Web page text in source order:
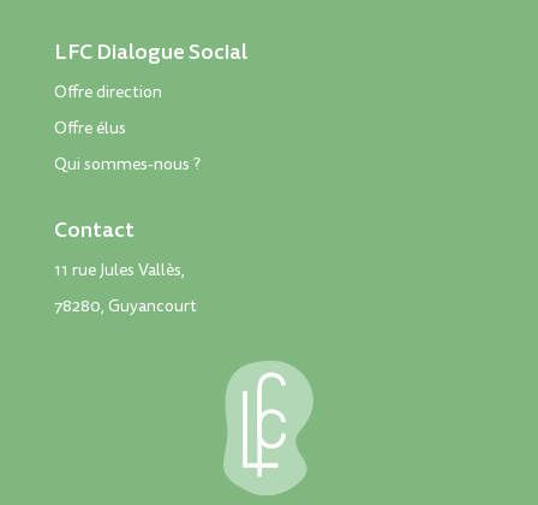
LFC Dialogue Social
Offre direction
Offre élus
Qui sommes-nous ?
Contact
11 rue Jules Vallès,
78280, Guyancourt